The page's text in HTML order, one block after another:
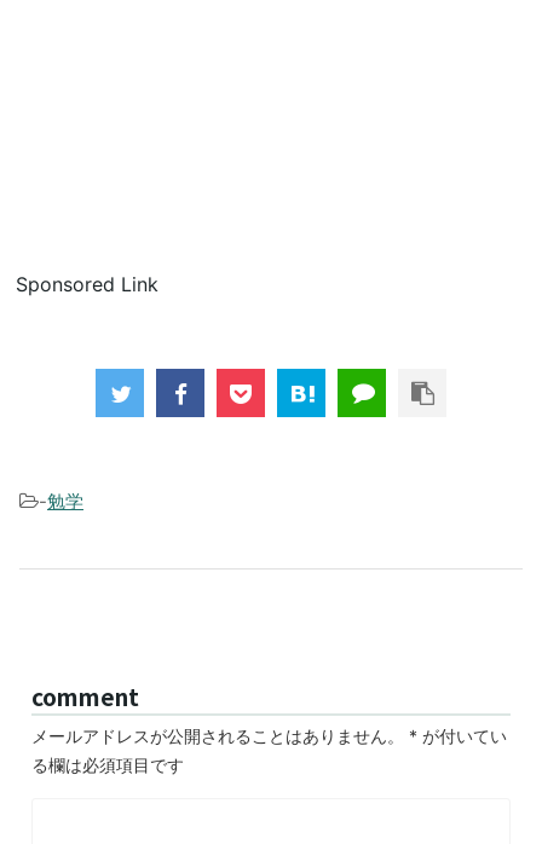
Sponsored Link
-勉学
comment
メールアドレスが公開されることはありません。 * が付いてい
る欄は必須項目です